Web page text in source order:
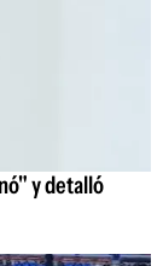
y detalló